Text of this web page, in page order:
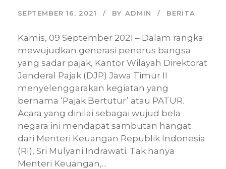
SEPTEMBER 16, 2021 BY ADMIN BERITA
Kamis, 09 September 2021 – Dalam rangka
mewujudkan generasi penerus bangsa
yang sadar pajak, Kantor Wilayah Direktorat
Jenderal Pajak (DJP) Jawa Timur II
menyelenggarakan kegiatan yang
bernama ‘Pajak Bertutur’ atau PATUR.
Acara yang dinilai sebagai wujud bela
negara ini mendapat sambutan hangat
dari Menteri Keuangan Republik Indonesia
(RI), Sri Mulyani Indrawati. Tak hanya
Menteri Keuangan,...